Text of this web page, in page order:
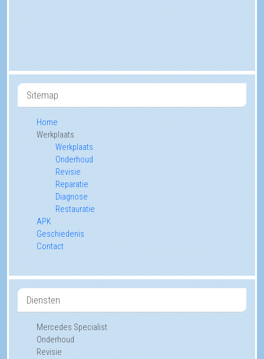
Sitemap
Home
Werkplaats
Werkplaats
Onderhoud
Revisie
Reparatie
Diagnose
Restauratie
APK
Geschiedenis
Contact
Diensten
Mercedes Specialist
Onderhoud
Revisie